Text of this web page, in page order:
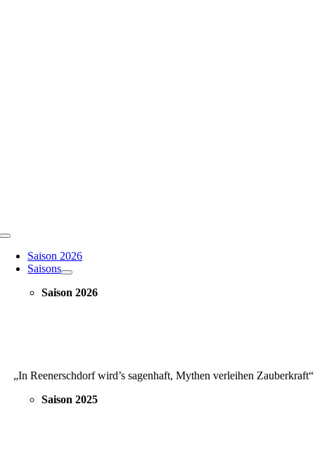
Toggle
NavigationSaison 2026
Saisons
Saison 2026
„In Reenerschdorf wird’s sagenhaft, Mythen verleihen Zauberkraft“
Saison 2025